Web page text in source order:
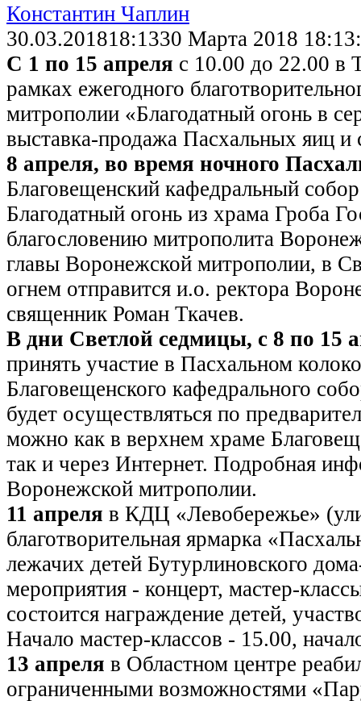
Константин Чаплин
30.03.201818:1330 Марта 2018
С 1 по 15 апреля с 10.00 до 22.00 в
рамках ежегодного
митрополии «Благодатный огонь в
выставка-продажа Пасхальных яиц и
8 апреля, во время ночного
Благовещенский кафедральный
Благодатный огонь из храма Гроба
благословению митрополита
главы Воронежской митрополии, в
огнем отправится и.о. ректора
священник Роман Ткачев.
В дни Светлой седмицы, с 8 по 15
принять участие в Пасхальном
Благовещенского кафедрального
будет осуществляться по
можно как в верхнем храме
так и через Интернет. Подробная
Воронежской митрополии.
11 апреля в КДЦ «Левобережье»
благотворительная ярмарка
лежачих детей Бутурлиновского
мероприятия - концерт, мастер-
состоится награждение детей,
Начало мастер-классов - 15.00,
13 апреля в Областном центре
ограниченными возможностями